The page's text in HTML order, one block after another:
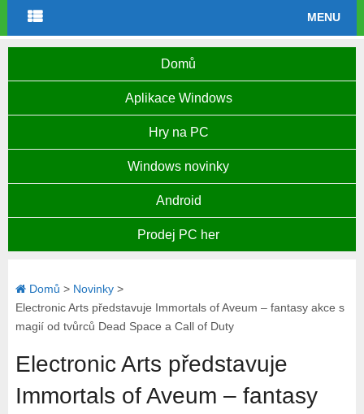
MENU
Domů
Aplikace Windows
Hry na PC
Windows novinky
Android
Prodej PC her
Domů > Novinky>
Electronic Arts představuje Immortals of Aveum – fantasy akce s
magií od tvůrců Dead Space a Call of Duty
Electronic Arts představuje
Immortals of Aveum – fantasy